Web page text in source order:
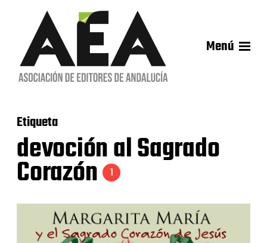
Menú
Etiqueta
devoción al Sagrado
Corazón 1